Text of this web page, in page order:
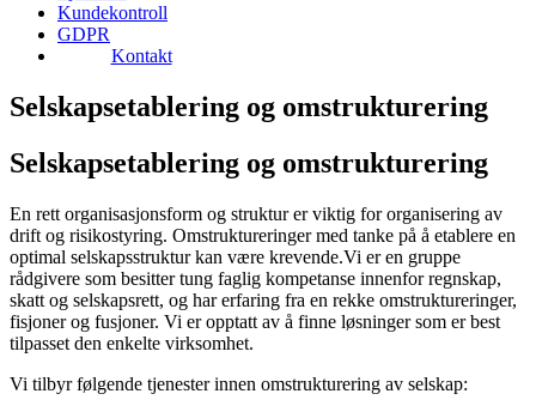
Kundekontroll
GDPR
Kontakt
Selskapsetablering og omstrukturering
Selskapsetablering og omstrukturering
En rett organisasjonsform og struktur er viktig for organisering av
drift og risikostyring. Omstruktureringer med tanke på å etablere en
optimal selskapsstruktur kan være krevende.Vi er en gruppe
rådgivere som besitter tung faglig kompetanse innenfor regnskap,
skatt og selskapsrett, og har erfaring fra en rekke omstruktureringer,
fisjoner og fusjoner. Vi er opptatt av å finne løsninger som er best
tilpasset den enkelte virksomhet.
Vi tilbyr følgende tjenester innen omstrukturering av selskap: